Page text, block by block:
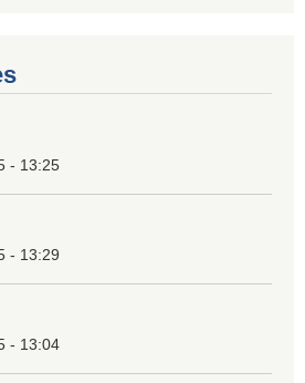
- 13:25
- 13:29
- 13:04